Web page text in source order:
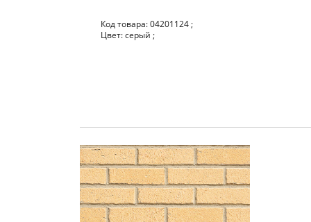
Код товара: 04201124 ;
Цвет: серый ;